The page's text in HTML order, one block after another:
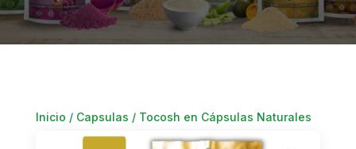
Inicio / Capsulas / Tocosh en Cápsulas Naturales